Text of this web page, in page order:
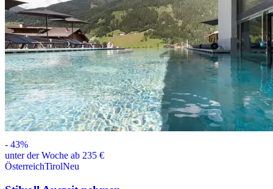
- 43%
unter der Woche ab 235 €
ÖsterreichTirolNeu